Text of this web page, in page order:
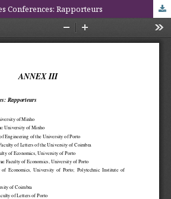
Conferences: Rapporteurs